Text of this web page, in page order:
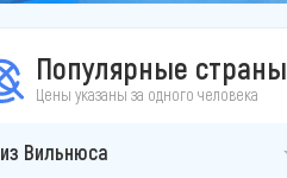
Популярные страны
Цены указаны за одного человека
из Вильнюса